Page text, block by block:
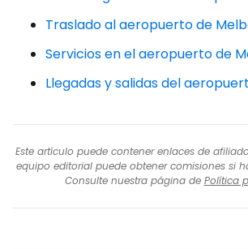
Traslado al aeropuerto de
Servicios en el aeropuerto de
Llegadas y salidas del
Este artículo puede contener enlaces de
equipo editorial puede obtener comisiones si
Consulte nuestra página de Política